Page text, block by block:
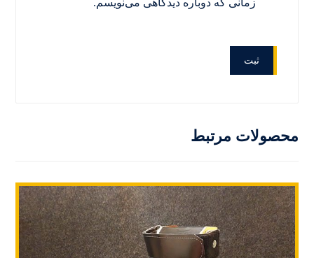
زمانی که دوباره دیدگاهی می‌نویسم.
محصولات مرتبط